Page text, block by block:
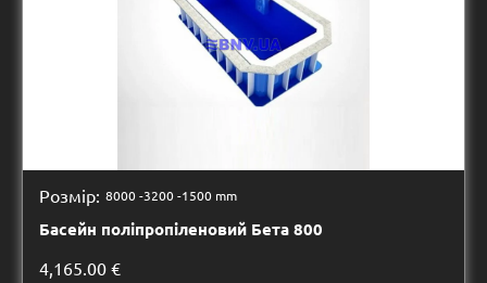
Розмір: 8000 -3200 -1500 mm
Басейн поліпропіленовий Бета 800
4,165.00 €